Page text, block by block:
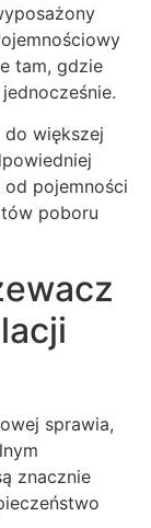
tam, gdzie
do większej
pojemności
poboru
sprawia,
znacznie